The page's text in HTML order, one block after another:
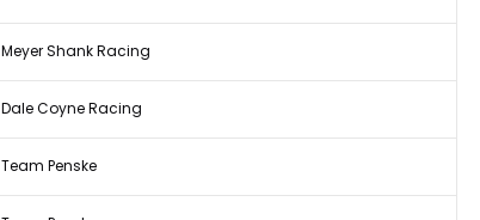
Meyer Shank Racing
Dale Coyne Racing
Team Penske